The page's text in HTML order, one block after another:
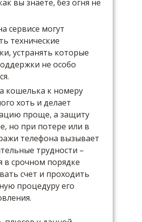
вы знаете, без огня не
сервисе могут
технические
устранять которые
не особо
кошелька к номеру
хоть и делает
проще, а защиту
но при потере или в
телефона вызывает
трудности –
в срочном порядке
счет и проходить
процедуру его